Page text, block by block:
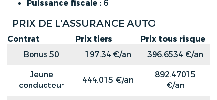
Puissance fiscale : 6
PRIX DE L'ASSURANCE AUTO
Contrat Prix tiers
Prix tous risque
Bonus 50
197.34 €/an
396.6534 €/an
Jeune
conducteur
444.015 €/an
892.47015
€/an